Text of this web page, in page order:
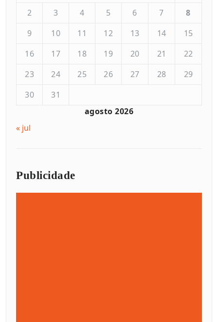
agosto 2026
2
3 4 5 6 7
8
9
10 11 12 13 14
15
16
17 18 19 20 21
22
23
24 25 26 27 28
29
30
31
« jul
Publicidade